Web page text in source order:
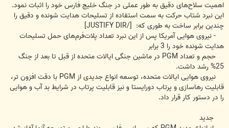
اهمیت سلاح‌های دقیق به طور عملی در جنگ خلیج فارس خود را اثبات نمود.
این نبرد شتاب حرکت به سمت استفاده از تسلیحات هدایت شونده و دقیق را
چندین برابر ساخت به طوری که: [/JUSTIFY DIR]
- نیروی هوایی آمریکا پس از این نبرد تعداد پلات‌فرم‌های حمل تسلیحات
هدایت شونده خود را 3 برابر
حجم و تعداد PGM در ماشین جنگی ایالات متحده از قبل تا بعد از جنگ
25% رشد داشت.
نیروی هوایی ایالات متحده، توسعه انواع جدیدی از PGM با دقت افزون تر،
قابلیت رهاسازی و پرتاب دورایستا و نیز قابلیت پرتاب در شرایط بد آب و هوایی
را در دستور کار قرار داد.
جدید